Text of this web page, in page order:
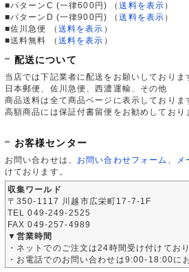
■パターンC (一律600円)
（送料を表示 ）
■パターンD (一律900円)
（送料を表示 ）
■佐川急便
（ 送料を表示 ）
■送料無料
（ 送料を表示 ）
配送について
当店では下記業者に配送をお願いしておりま
日本郵便、佐川急便、西濃運輸、その他
商品送料は全て商品ページに表示しておりま
高額商品には保証付書留便をお勧めしており
お客様センター
お問い合わせは、 お問い合わせフォーム メ
けております。
収集ワールド
〒350-1117 川越市広栄町17-7-1F
TEL 049-249-2525
FAX 049-257-4989
▼営業時間
・ネットでのご注文は24時間受け付けており
・お電話でのお問い合わせは9:00-18:00に